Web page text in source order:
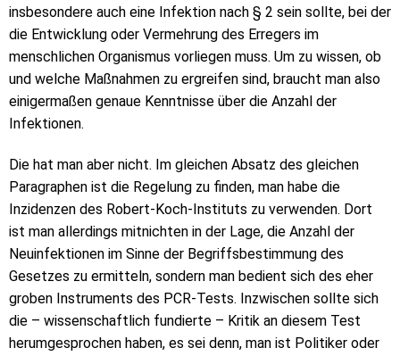
insbesondere auch eine Infektion nach § 2 sein sollte, bei der
die Entwicklung oder Vermehrung des Erregers im
menschlichen Organismus vorliegen muss. Um zu wissen, ob
und welche Maßnahmen zu ergreifen sind, braucht man also
einigermaßen genaue Kenntnisse über die Anzahl der
Infektionen.
Die hat man aber nicht. Im gleichen Absatz des gleichen
Paragraphen ist die Regelung zu finden, man habe die
Inzidenzen des Robert-Koch-Instituts zu verwenden. Dort
ist man allerdings mitnichten in der Lage, die Anzahl der
Neuinfektionen im Sinne der Begriffsbestimmung des
Gesetzes zu ermitteln, sondern man bedient sich des eher
groben Instruments des PCR-Tests. Inzwischen sollte sich
die – wissenschaftlich fundierte – Kritik an diesem Test
herumgesprochen haben, es sei denn, man ist Politiker oder